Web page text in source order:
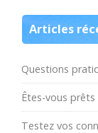
Articles
Questions
Êtes-vous
Testez vos